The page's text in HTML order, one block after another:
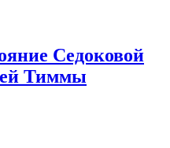
Седоковой
Тиммы